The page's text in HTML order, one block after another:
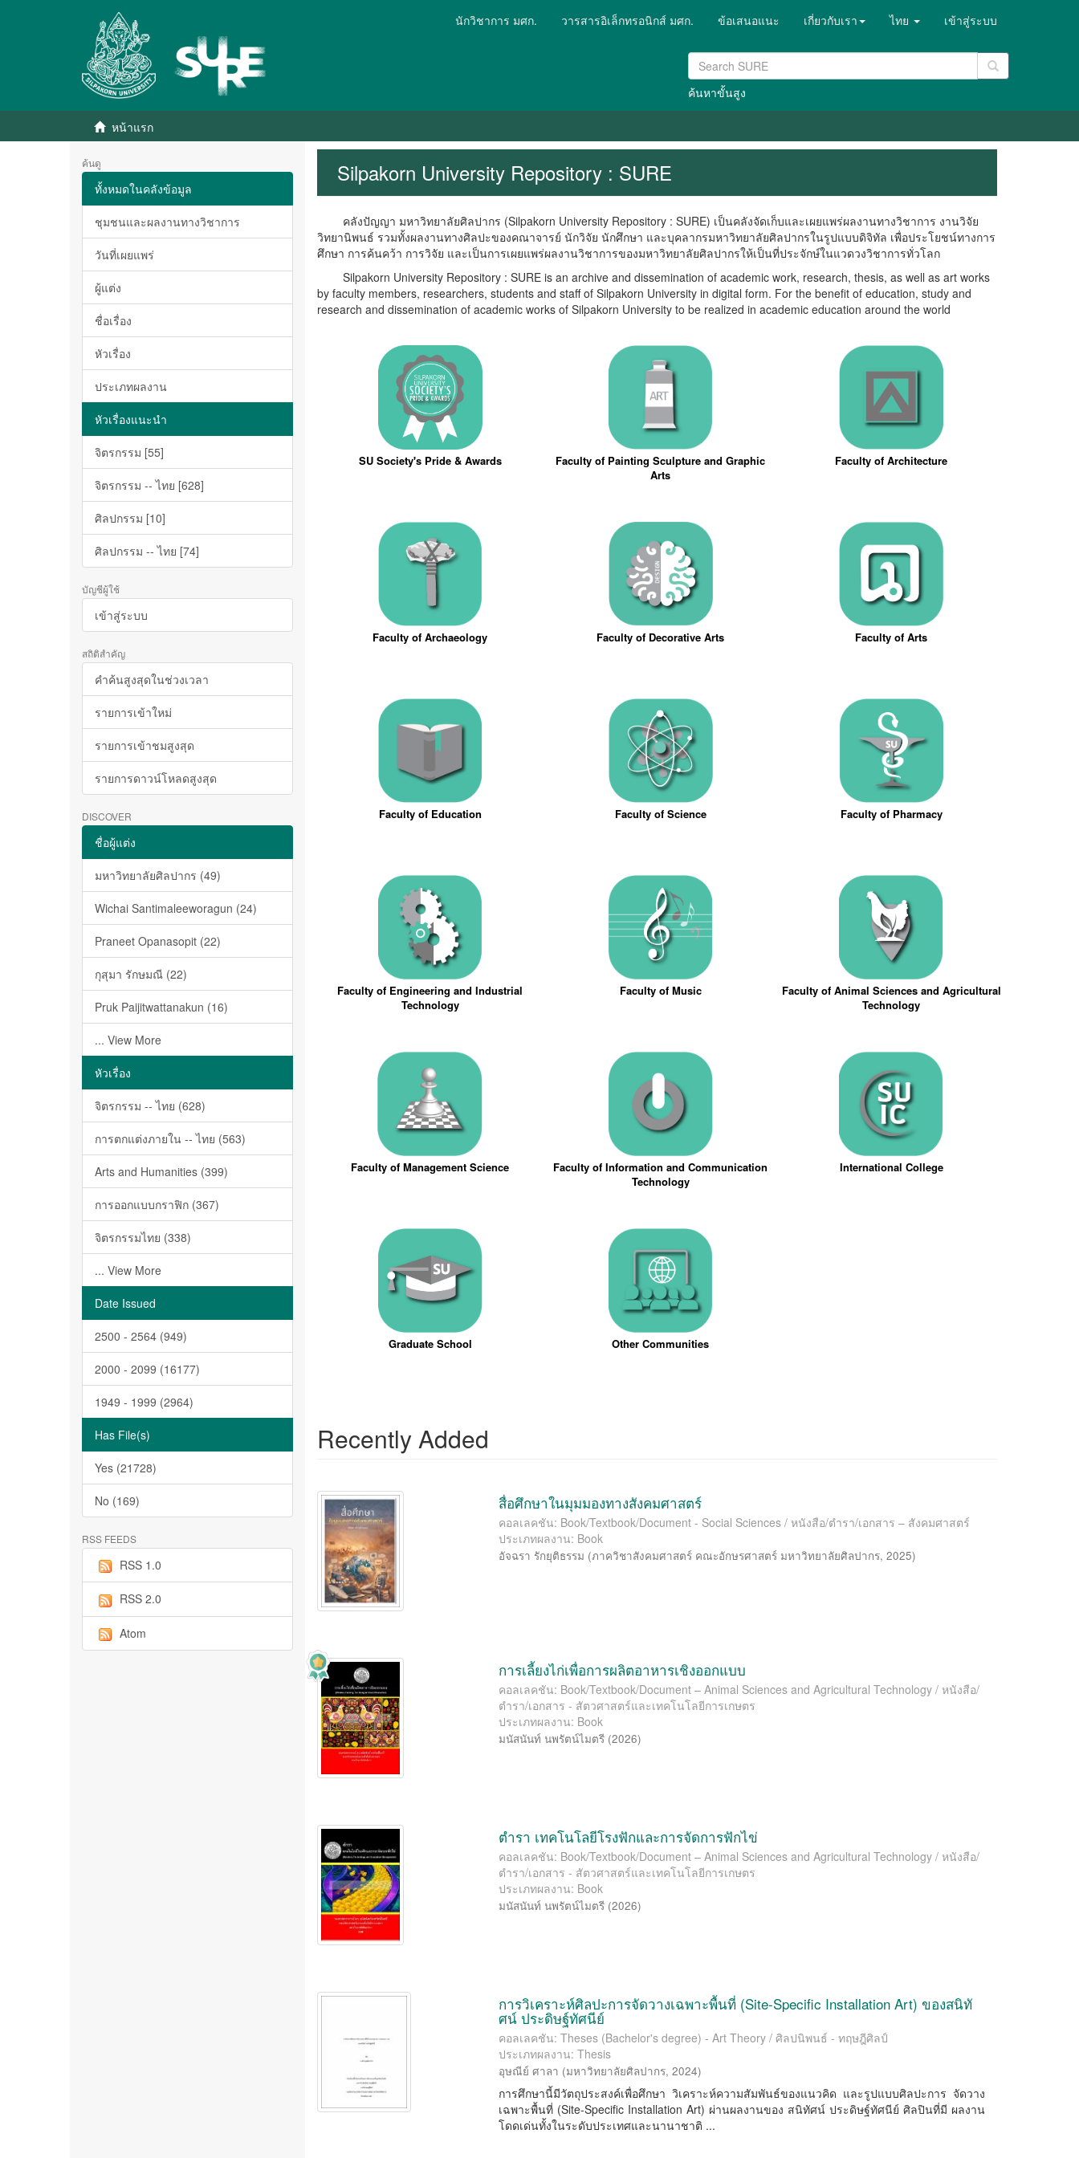
นักวิชาการ มศก. วารสารอิเล็กทรอนิกส์ มศก. ข้อเสนอแนะ เกี่ยวกับเรา ไทย เข้าสู่ระบบ
ค้นหาขั้นสูง
หน้าแรก
ค้นดู
ทั้งหมดในคลังข้อมูล
ชุมชนและผลงานทางวิชาการ
วันที่เผยแพร่
ผู้แต่ง
ชื่อเรื่อง
หัวเรื่อง
ประเภทผลงาน
หัวเรื่องแนะนำ
จิตรกรรม [55]
จิตรกรรม -- ไทย [628]
ศิลปกรรม [10]
ศิลปกรรม -- ไทย [74]
บัญชีผู้ใช้
เข้าสู่ระบบ
สถิติสำคัญ
คำค้นสูงสุดในช่วงเวลา
รายการเข้าใหม่
รายการเข้าชมสูงสุด
รายการดาวน์โหลดสูงสุด
DISCOVER
ชื่อผู้แต่ง
มหาวิทยาลัยศิลปากร (49)
Wichai Santimaleeworagun (24)
Praneet Opanasopit (22)
กุสุมา รักษมณี (22)
Pruk Paijitwattanakun (16)
... View More
หัวเรื่อง
จิตรกรรม -- ไทย (628)
การตกแต่งภายใน -- ไทย (563)
Arts and Humanities (399)
การออกแบบกราฟิก (367)
จิตรกรรมไทย (338)
... View More
Date Issued
2500 - 2564 (949)
2000 - 2099 (16177)
1949 - 1999 (2964)
Has File(s)
Yes (21728)
No (169)
RSS FEEDS
RSS 1.0
RSS 2.0
Atom
Silpakorn University Repository : SURE
คลังปัญญา มหาวิทยาลัยศิลปากร (Silpakorn University Repository : SURE) เป็นคลังจัดเก็บและเผยแพร่ผลงานทางวิชาการ งานวิจัย
วิทยานิพนธ์ รวมทั้งผลงานทางศิลปะของคณาจารย์ นักวิจัย นักศึกษา และบุคลากรมหาวิทยาลัยศิลปากรในรูปแบบดิจิทัล เพื่อประโยชน์ทางการ
ศึกษา การค้นคว้า การวิจัย และเป็นการเผยแพร่ผลงานวิชาการของมหาวิทยาลัยศิลปากรให้เป็นที่ประจักษ์ในแวดวงวิชาการทั่วโลก
Silpakorn University Repository : SURE is an archive and dissemination of academic work, research, thesis, as well as art works
by faculty members, researchers, students and staff of Silpakorn University in digital form. For the benefit of education, study and
research and dissemination of academic works of Silpakorn University to be realized in academic education around the world
SU Society's Pride & Awards
Faculty of Painting Sculpture and Graphic
Arts
Faculty of Architecture
Faculty of Archaeology Faculty of Decorative Arts Faculty of Arts
Faculty of Education Faculty of Science Faculty of Pharmacy
Faculty of Engineering and Industrial
Technology
Faculty of Music
Faculty of Animal Sciences and Agricultural
Technology
Faculty of Management Science
Faculty of Information and Communication
Technology
International College
Graduate School Other Communities
Recently Added
สื่อศึกษาในมุมมองทางสังคมศาสตร์
คอลเลคชัน: Book/Textbook/Document - Social Sciences / หนังสือ/ตำรา/เอกสาร – สังคมศาสตร์
ประเภทผลงาน: Book
อัจฉรา รักยุติธรรม (ภาควิชาสังคมศาสตร์ คณะอักษรศาสตร์ มหาวิทยาลัยศิลปากร,2025)
การเลี้ยงไก่เพื่อการผลิตอาหารเชิงออกแบบ
คอลเลคชัน: Book/Textbook/Document – Animal Sciences and Agricultural Technology / หนังสือ/
ตำรา/เอกสาร - สัตวศาสตร์และเทคโนโลยีการเกษตร
ประเภทผลงาน: Book
มนัสนันท์ นพรัตน์ไมตรี (2026)
ตำรา เทคโนโลยีโรงฟักและการจัดการฟักไข่
คอลเลคชัน: Book/Textbook/Document – Animal Sciences and Agricultural Technology / หนังสือ/
ตำรา/เอกสาร - สัตวศาสตร์และเทคโนโลยีการเกษตร
ประเภทผลงาน: Book
มนัสนันท์ นพรัตน์ไมตรี (2026)
การวิเคราะห์ศิลปะการจัดวางเฉพาะพื้นที่ (Site-Speciﬁc Installation Art) ของสนิทั
ศน์ ประดิษฐ์ทัศนีย์
คอลเลคชัน: Theses (Bachelor's degree) - Art Theory / ศิลปนิพนธ์ - ทฤษฎีศิลป์
ประเภทผลงาน: Thesis
อุษณีย์ ศาลา (มหาวิทยาลัยศิลปากร,2024)
การศึกษานี้มีวัตถุประสงค์เพื่อศึกษา วิเคราะห์ความสัมพันธ์ของแนวคิด และรูปแบบศิลปะการ จัดวาง
เฉพาะพื้นที่ (Site-Speciﬁc Installation Art) ผ่านผลงานของ สนิทัศน์ ประดิษฐ์ทัศนีย์ ศิลปินที่มี ผลงาน
โดดเด่นทั้งในระดับประเทศและนานาชาติ ...